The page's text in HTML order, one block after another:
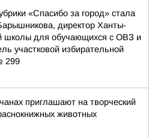
«Спасибо за город» стала
директор Ханты-
школы для обучающихся с ОВЗ и
участковой избирательной
299
приглашают на творческий
животных